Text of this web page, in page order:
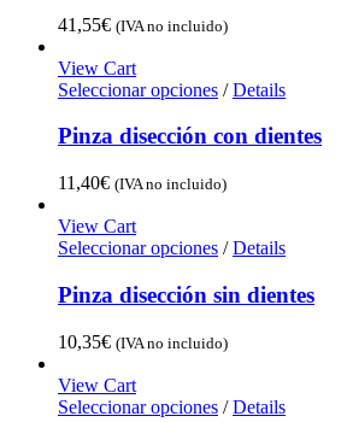
41,55€ (IVA no incluido)
View Cart
Seleccionar opciones / Details
Pinza disección con dientes
11,40€ (IVA no incluido)
View Cart
Seleccionar opciones / Details
Pinza disección sin dientes
10,35€ (IVA no incluido)
View Cart
Seleccionar opciones / Details